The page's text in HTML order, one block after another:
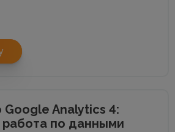
Google Analytics 4:
по данными